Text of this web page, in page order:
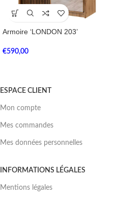
Armoire ‘LONDON 203’
€590,00
ESPACE CLIENT
Mon compte
Mes commandes
Mes données personnelles
INFORMATIONS LÉGALES
Mentions légales